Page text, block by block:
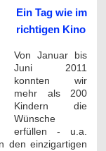
Ein Tag wie im
richtigen Kino
Von Januar bis
Juni 2011
konnten wir
mehr als 200
Kindern die
Wünsche
erfüllen - u.a.
den einzigartigen